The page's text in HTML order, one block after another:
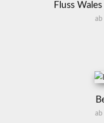
Fluss
ab
ab